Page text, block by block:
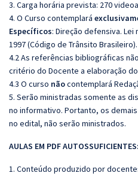
3. Carga horária prevista: 270
4. O Curso contemplará
Específicos: Direção defensiva. Lei
1997 (Código de Trânsito
4.2 As referências bibliográficas
critério do Docente a elaboração
4.3 O curso nãocontemplará
5. Serão ministradas somente as
no informativo. Portanto, os
no edital, não serão ministrados.
AULAS EM PDF AUTOSSUFICIENTES:
1. Conteúdo produzido por